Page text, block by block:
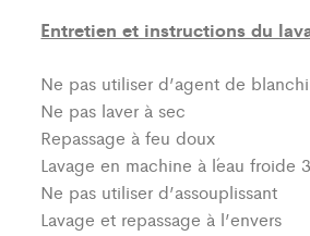
Entretien et instructions du
Ne pas utiliser d’agent de
Ne pas laver à sec
Repassage à feu doux
Lavage en machine à l´eau froide
Ne pas utiliser d’assouplissant
Lavage et repassage à l’envers